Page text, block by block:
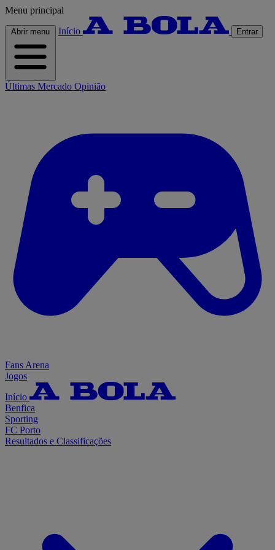
Menu principal
Abrir menu Início Entrar
Últimas Mercado Opinião
Fans Arena
Jogos
Início
Benfica
Sporting
FC Porto
Resultados e Classificações